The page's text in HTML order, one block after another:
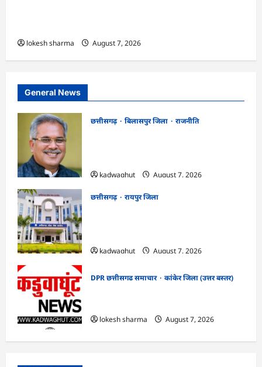
lokesh sharma August 7, 2026
General News
छत्तीसगढ़ बिलासपुर जिला
राजनीति
kadwaghut
August 7, 2026
छत्तीसगढ़
रायपुर जिला
kadwaghut
August 7, 2026
DPR छत्तीसगढ समाचार
कांकेर जिला (उत्तर बस्तर)
lokesh sharma
August 7, 2026